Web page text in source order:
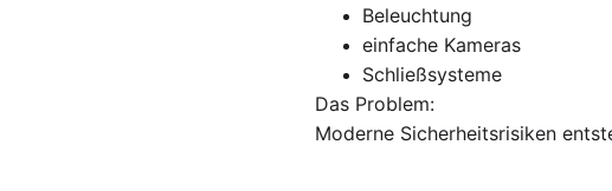
Beleuchtung
einfache Kameras
Schließsysteme
Das Problem:
Moderne Sicherheitsrisiken